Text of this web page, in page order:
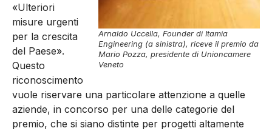
Arnaldo Uccella, Founder di Itamia
Engineering (a sinistra), riceve il premio da
Mario Pozza, presidente di Unioncamere
Veneto
«Ulteriori
misure urgenti
per la crescita
del Paese».
Questo
riconoscimento
vuole riservare una particolare attenzione a quelle
aziende, in concorso per una delle categorie del
premio, che si siano distinte per progetti altamente